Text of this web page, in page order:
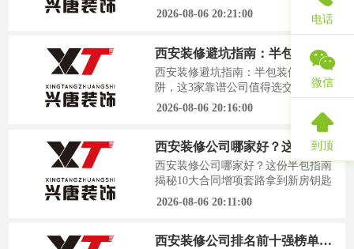
南装修的焦虑，往往始于打开搜索引
擎的那一刻。面对海量信息和真假难
一份真实可靠的答案。近期一份来自
陕西建筑装饰协会的行业调研报告显
示，超过60%的业主在装修过程中遭
我
2026-08-06 20:21:00
西安装修避坑指南：半包装修10大陷阱，这3家靠谱公司值得选
西安装修避坑指南：半包装修10大陷
阱，这3家靠谱公司值得选交房钥匙
拿到手的那一刻，满心欢喜很快就被
装修的焦虑淹没。看着邻居群里各种
吐槽和维权信息，才明白装修路上最
大的坑，往往藏在那些看似省心
的“半包”合同里。根据陕西省建筑装
饰协会近期发布的行业调研，西安装
纠纷源于“半
2026-08-06 20:16:00
西安装修公司哪家好？这份半包指南揭秘10大合同增项套路
西安装修公司哪家好？这份半包指南
揭秘10大合同增项套路拿到新房钥匙
的喜悦，很快就被装修预算超支的焦
西省建筑装饰协会近期发布的行业调
2026-08-06 20:11:00
西安装修公司排名前十强榜单，西安兴唐装饰凭专业半包与良心工艺稳居前列
电话
微信
到顶